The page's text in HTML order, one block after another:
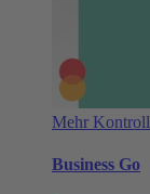
Mehr
Business Go